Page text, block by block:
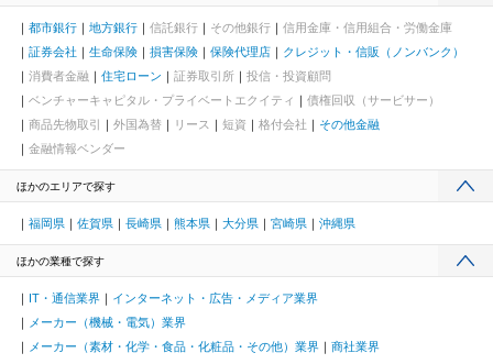
都市銀行 地方銀行 信託銀行 その他銀行
信用金庫・信用組合・労働金庫
証券会社
生命保険 損害保険 保険代理店
クレジット・信販（ノンバンク）
消費者金融
住宅ローン 証券取引所
投信・投資顧問
ベンチャーキャピタル・プライベートエクイティ
債権回収（サービサー）
商品先物取引
外国為替 リース 短資 格付会社
その他金融
金融情報ベンダー
ほかのエリアで探す
福岡県 佐賀県 長崎県 熊本県 大分県 宮崎県 沖縄県
ほかの業種で探す
IT・通信業界
インターネット・広告・メディア業界
メーカー（機械・電気）業界
メーカー（素材・化学・食品・化粧品・その他）業界
商社業界